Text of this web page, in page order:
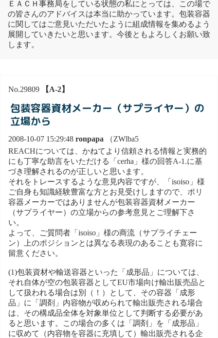
ＥＡＣＨ事務局をしている状態の私にとっては、この場で
の皆さんのアドバイスは本当に助かっています。包装容器
に関してはご意見いただいたように組成情報を集めるよう
展開していきたいと思います。今後ともよろしくお願い致
します。
No.29809 【A-2】
包装容器資材メーカー（サプライヤー）の
立場から
2008-10-07 15:29:48 ronpapa （ZWlba5
REACHについては、かねてより信頼される情報と実務的
にも丁寧な助言をいただける「cerha」様の回答A-1.に基
づき理解されるのが正しいと思います。
それをトレースするような意見内容ですが、「isoiso」様
ご自身も知識経験豊富な方とお見受けしますので、ポリ
容器メーカーではありませんが包装容器資材メーカー
（サプライヤー）の立場からの参考意見とご理解下さ
い。
よって、ご質問者「isoiso」様の商流（サプライチェー
ン）上のポジションとは異なる表現のあることも寛容に
留意ください。
(1)包装資材や輸送容器といった「成形品」については、
それ自体が空の包装容器としてEU市場向け輸出販売品と
して扱われる場合は別（！）として、その容器「成形
品」に「調剤」内容物が収められて輸出販売される場合
は、その構成品全体を対象単位として判断する必要があ
ると思います。この場合の多くは「調剤」を「成形品」
に収めて（内容物を容器に充填して）輸出販売される企